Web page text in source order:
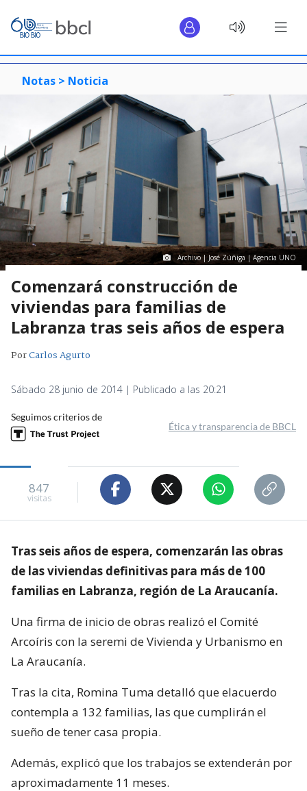
Notas > Noticia
Archivo | José Zúñiga | Agencia UNO
Comenzará construcción de
viviendas para familias de
Labranza tras seis años de espera
PorCarlos Agurto
Sábado 28 junio de 2014 | Publicado a las 20:21
Seguimos criterios de
Ética y transparencia de BBCL
847
visitas
Tras seis años de espera, comenzarán las obras
de las viviendas definitivas para más de 100
familias en Labranza, región de La Araucanía.
Una firma de inicio de obras realizó el Comité
Arcoíris con la seremi de Vivienda y Urbanismo en
La Araucanía.
Tras la cita, Romina Tuma detalló que elacuerdo
contempla a 132 familias, las que cumplirán el
sueño de tener casa propia.
Además, explicó que los trabajos se extenderán por
aproximadamente 11 meses.